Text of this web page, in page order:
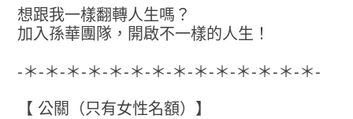
想跟我一樣翻轉人生嗎？
加入孫華團隊，開啟不一樣的人生！
-＊-＊-＊-＊-＊-＊-＊-＊-＊-＊-＊-＊-＊-＊-
【 公關（只有女性名額）】